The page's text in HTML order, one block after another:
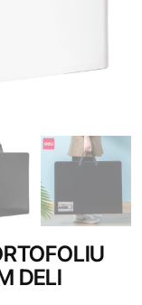
DELI